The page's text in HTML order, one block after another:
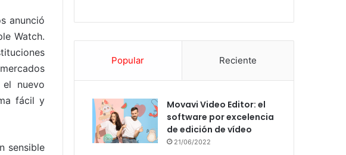
anunció
Watch.
nuevo
fácil y
sensible
Popular Reciente
Movavi Video Editor: el
software por excelencia
de edición de vídeo
21/06/2022